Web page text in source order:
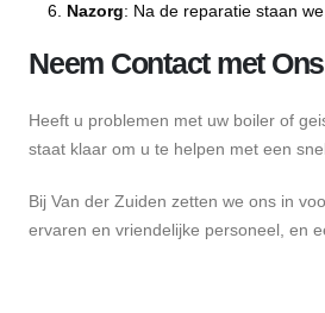
Nazorg: Na de reparatie staan
Neem Contact met
Heeft u problemen met uw boiler of
staat klaar om u te helpen met een
Bij Van der Zuiden zetten we ons in
ervaren en vriendelijke personeel, en